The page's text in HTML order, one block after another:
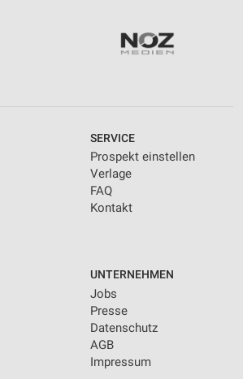
SERVICE
Prospekt einstellen
Verlage
FAQ
Kontakt
UNTERNEHMEN
Jobs
Presse
Datenschutz
AGB
Impressum